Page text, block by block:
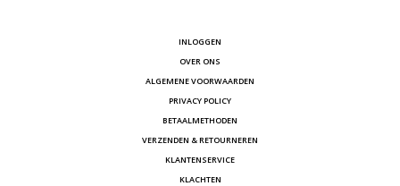
INLOGGEN
OVER ONS
ALGEMENE VOORWAARDEN
PRIVACY POLICY
BETAALMETHODEN
VERZENDEN & RETOURNEREN
KLANTENSERVICE
KLACHTEN